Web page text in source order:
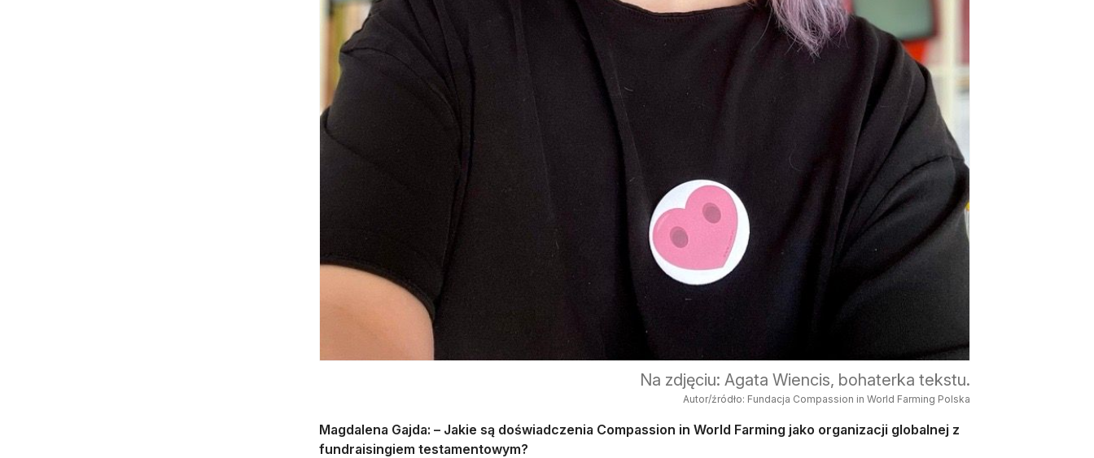
Na zdjęciu: Agata Wiencis, bohaterka tekstu.
Autor/źródło: Fundacja Compassion in World Farming Polska
Magdalena Gajda: – Jakie są doświadczenia Compassion in World Farming jako organizacji globalnej z
fundraisingiem testamentowym?